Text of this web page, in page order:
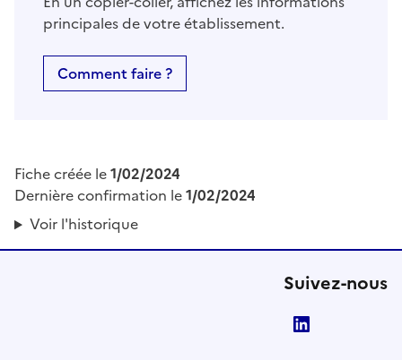
principales de votre établissement.
Comment faire ?
Fiche créée le1/02/2024
Dernière confirmation le1/02/2024
Voir l'historique
Suivez-nous